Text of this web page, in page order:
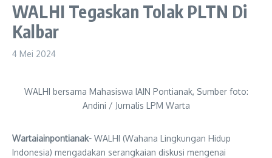
WALHI Tegaskan Tolak PLTN Di
Kalbar
4 Mei 2024
WALHI bersama Mahasiswa IAIN Pontianak, Sumber foto:
Andini / Jurnalis LPM Warta
Wartaiainpontianak- WALHI (Wahana Lingkungan Hidup
Indonesia) mengadakan serangkaian diskusi mengenai